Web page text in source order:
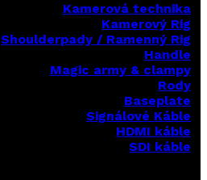
Kamerová technika
Kamerový Rig
Shoulderpady / Ramenný Rig
Handle
Magic army & clampy
Rody
Baseplate
Signálové Káble
HDMI káble
SDI káble